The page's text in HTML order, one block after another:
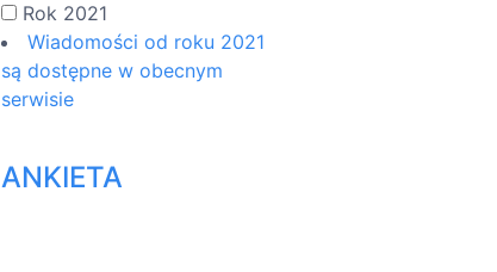
Rok 2021
Wiadomości od roku 2021
są dostępne w obecnym
serwisie
ANKIETA